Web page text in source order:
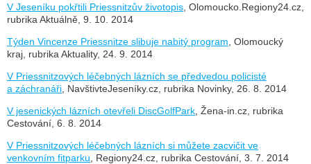
V Jeseníku pokřtili Priessnitzův životopis , Olomoucko.Regiony24.cz,
rubrika Aktuálně, 9. 10. 2014
Týden Vincenze Priessnitze slibuje nabitý program , Olomoucký
kraj, rubrika Aktuality, 24. 9. 2014
V Priessnitzových léčebných lázních se předvedou policisté
a záchranáři , NavštivteJeseníky.cz, rubrika Novinky, 26. 8. 2014
V jesenických lázních otevřeli DiscGolfPark , Žena-in.cz, rubrika
Cestování, 6. 8. 2014
V Priessnitzových léčebných lázních si můžete zacvičit ve
venkovním fitparku , Regiony24.cz, rubrika Cestování, 3. 7. 2014